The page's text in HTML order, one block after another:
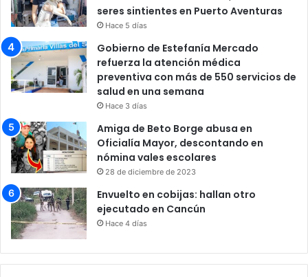
seres sintientes en Puerto Aventuras
Hace 5 días
Gobierno de Estefanía Mercado
refuerza la atención médica
preventiva con más de 550 servicios de
salud en una semana
Hace 3 días
Amiga de Beto Borge abusa en
Oficialía Mayor, descontando en
nómina vales escolares
28 de diciembre de 2023
Envuelto en cobijas: hallan otro
ejecutado en Cancún
Hace 4 días